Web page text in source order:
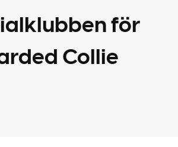
för
Collie